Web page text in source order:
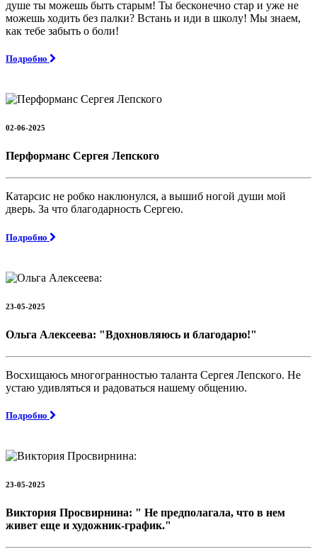
душе ты можешь быть старым! Ты бесконечно стар и уже не
можешь ходить без палки? Встань и иди в школу! Мы знаем,
как тебе забыть о боли!
Подробно
02-06-2025
Перформанс Сергея Лепского
Катарсис не робко наклюнулся, а вышиб ногой души мой
дверь. За что благодарность Сергею.
Подробно
23-05-2025
Ольга Алексеева: "Вдохновляюсь и благодарю!"
Восхищаюсь многогранностью таланта Сергея Лепского. Не
устаю удивляться и радоваться нашему общению.
Подробно
23-05-2025
Виктория Просвирнина: " Не предполагала, что в нем
живет еще и художник-график."